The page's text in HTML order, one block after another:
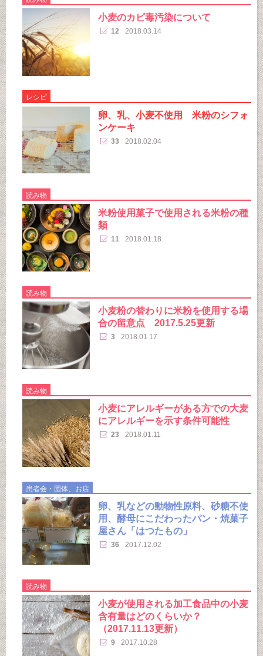
小麦のカビ毒汚染について
12 2018.03.14
レシピ
卵、乳、小麦不使用 米粉のシフォ
ンケーキ
33 2018.02.04
読み物
米粉使用菓子で使用される米粉の種
類
11 2018.01.18
読み物
小麦粉の替わりに米粉を使用する場
合の留意点 2017.5.25更新
3 2018.01.17
読み物
小麦にアレルギーがある方での大麦
にアレルギーを示す条件可能性
23 2018.01.11
患者会・団体、お店
卵、乳などの動物性原料、砂糖不使
用、酵母にこだわったパン・焼菓子
屋さん「はつたもの」
36 2017.12.02
読み物
小麦が使用される加工食品中の小麦
含有量はどのくらいか？
（2017.11.13更新）
9 2017.10.28